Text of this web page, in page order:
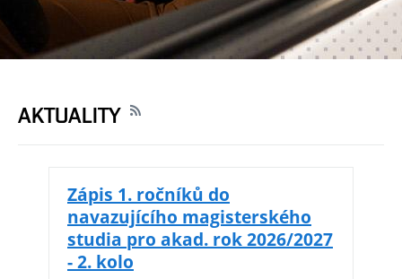
AKTUALITY
Zápis 1. ročníků do
navazujícího magisterského
studia pro akad. rok 2026/2027
- 2. kolo